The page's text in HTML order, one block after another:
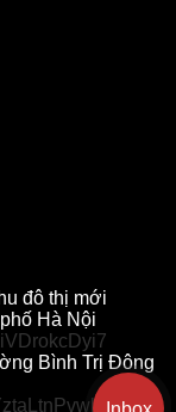
đô thị mới
Hà Nội
Bình Trị Đông